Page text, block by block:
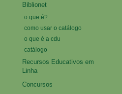
Biblionet
o que é?
como usar o catálogo
o que é a cdu
catálogo
Recursos Educativos em
Linha
Concursos